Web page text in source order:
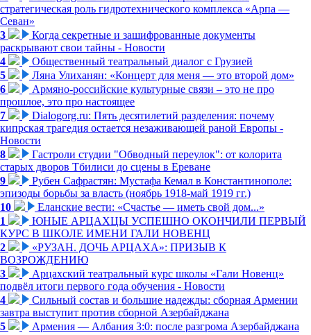
стратегическая роль гидротехнического комплекса «Арпа —
Севан»
3
Когда секретные и зашифрованные документы
раскрывают свои тайны - Новости
4
Общественный театральный диалог с Грузией
5
Ляна Улиханян: «Концерт для меня — это второй дом»
6
Армяно-российские культурные связи – это не про
прошлое, это про настоящее
7
Dialogorg.ru: Пять десятилетий разделения: почему
кипрская трагедия остается незаживающей раной Европы -
Новости
8
Гастроли студии "Обводный переулок": от колорита
старых дворов Тбилиси до сцены в Ереване
9
Рубен Сафрастян: Мустафа Кемал в Константинополе:
эпизоды борьбы за власть (ноябрь 1918-май 1919 гг.)
10
Еланские вести: «Счастье — иметь свой дом...»
1
ЮНЫЕ АРЦАХЦЫ УСПЕШНО ОКОНЧИЛИ ПЕРВЫЙ
КУРС В ШКОЛЕ ИМЕНИ ГАЛИ НОВЕНЦ
2
«РУЗАН. ДОЧЬ АРЦАХА»: ПРИЗЫВ К
ВОЗРОЖДЕНИЮ
3
Арцахский театральный курс школы «Гали Новенц»
подвёл итоги первого года обучения - Новости
4
Сильный состав и большие надежды: сборная Армении
завтра выступит против сборной Азербайджана
5
Армения — Албания 3:0: после разгрома Азербайджана